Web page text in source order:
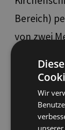
Bereich)
von zwei
Erster
im Dorf
Sie
wurden
Wir